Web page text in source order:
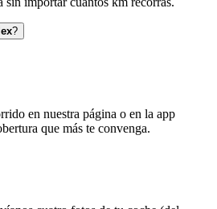
?
en nuestra página o en la app
que más te convenga.